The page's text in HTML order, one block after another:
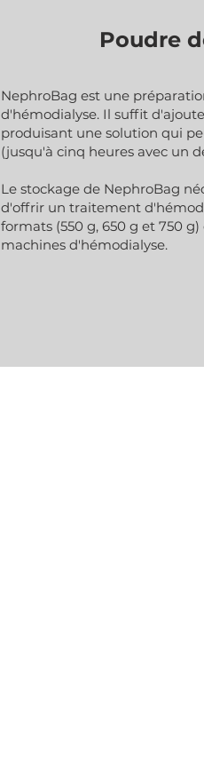
Poudre
NephroBag est une
d'hémodialyse. Il suffit
produisant une solution qui
(jusqu'à cinq heures avec un
Le stockage de NephroBag
d'offrir un traitement
formats (550 g, 650 g et 750
machines d'hémodialyse.